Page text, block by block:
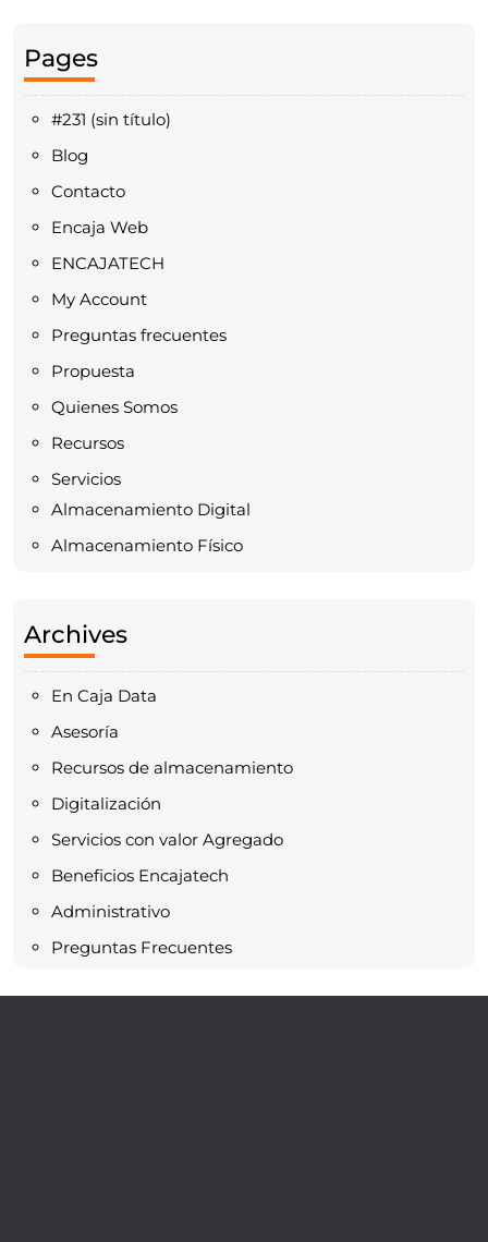
Pages
#231 (sin título)
Blog
Contacto
Encaja Web
ENCAJATECH
My Account
Preguntas frecuentes
Propuesta
Quienes Somos
Recursos
Servicios
Almacenamiento Digital
Almacenamiento Físico
Archives
En Caja Data
Asesoría
Recursos de almacenamiento
Digitalización
Servicios con valor Agregado
Beneficios Encajatech
Administrativo
Preguntas Frecuentes